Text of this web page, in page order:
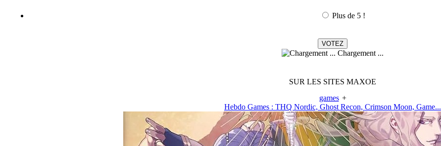
Plus de 5 !
Chargement ...
SUR LES SITES MAXOE
games +
Hebdo Games : THQ Nordic, Ghost Recon, Crimson Moon, Game...